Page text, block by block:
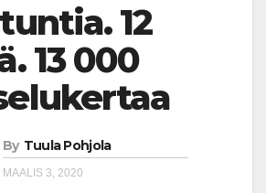
12
13 000
By Tuula Pohjola
MAALIS 3, 2020